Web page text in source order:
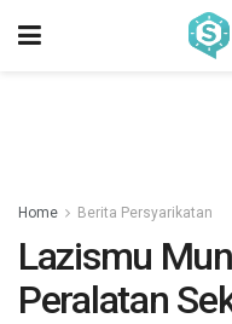
Home Berita Persyarikatan
Lazismu
Peralatan